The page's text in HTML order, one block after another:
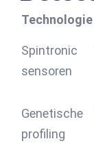
Technologie
Spintronic
sensoren
Genetische
profiling